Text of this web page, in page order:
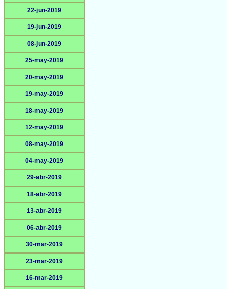
22-jun-2019
19-jun-2019
08-jun-2019
25-may-2019
20-may-2019
19-may-2019
18-may-2019
12-may-2019
08-may-2019
04-may-2019
29-abr-2019
18-abr-2019
13-abr-2019
06-abr-2019
30-mar-2019
23-mar-2019
16-mar-2019